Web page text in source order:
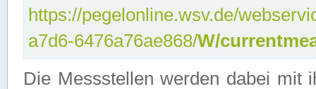
https://pegelonline.wsv.de/
a7d6-6476a76ae868/W/
Die Messstellen werden dabei mit